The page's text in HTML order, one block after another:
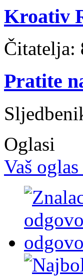
Kroativ
Čitatelja:
Pratite
Oglasi
Vaš